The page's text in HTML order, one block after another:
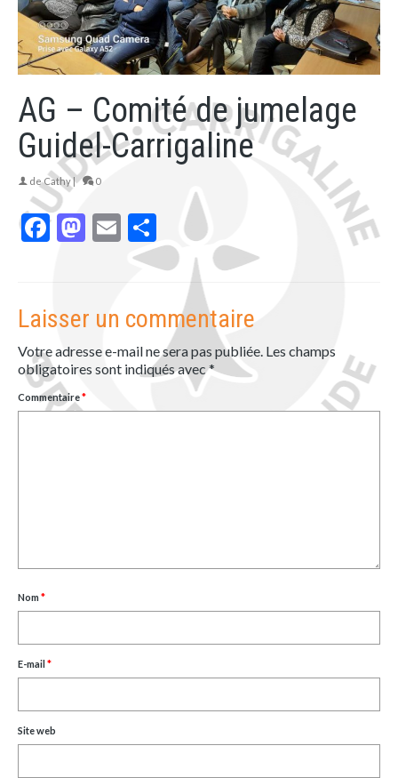
AG – Comité de jumelage
Guidel-Carrigaline
deCathy| 0
Facebook
Mastodon
EmailPartager
Laisser un commentaire
Votre adresse e-mail ne sera pas publiée. Les champs
obligatoires sont indiqués avec*
Commentaire*
Nom*
E-mail*
Site web